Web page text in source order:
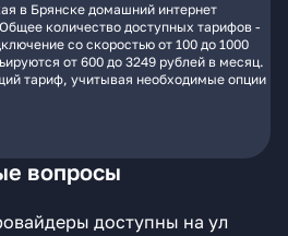
в Брянске домашний интернет
количество доступных тарифов -
со скоростью от 100 до 1000
от 600 до 3249 рублей в месяц.
тариф, учитывая необходимые опции
вопросы
доступны на ул